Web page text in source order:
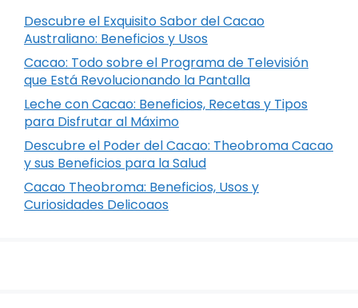
Descubre el Exquisito Sabor del Cacao
Australiano: Beneficios y Usos
Cacao: Todo sobre el Programa de Televisión
que Está Revolucionando la Pantalla
Leche con Cacao: Beneficios, Recetas y Tipos
para Disfrutar al Máximo
Descubre el Poder del Cacao: Theobroma Cacao
y sus Beneficios para la Salud
Cacao Theobroma: Beneficios, Usos y
Curiosidades Delicoaos